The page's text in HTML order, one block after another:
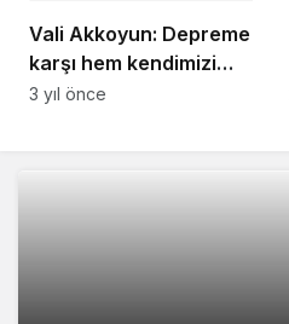
Vali Akkoyun: Depreme
karşı hem kendimizi
hem de yapılarımızı
3 yıl önce